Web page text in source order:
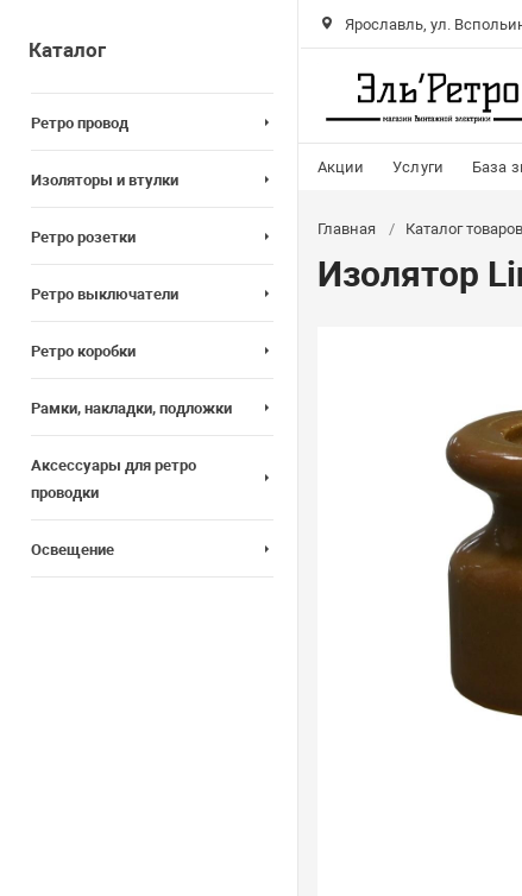
Ярославль, ул.
Акции Услуги База
Каталог
Ретро провод
Изоляторы и втулки
Ретро розетки
Ретро выключатели
Ретро коробки
Рамки, накладки, подложки
Аксессуары для ретро
проводки
Освещение
Главная Каталог товаров
Изолятор